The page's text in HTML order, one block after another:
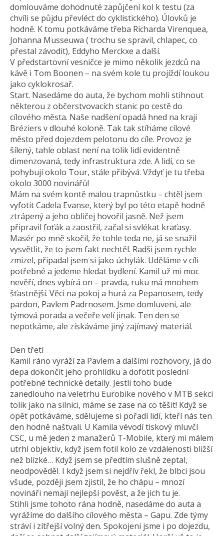
domlouváme dohodnuté zapůjčení kol k testu (za
chvíli se půjdu převléct do cyklistického). Úlovků je
hodně. K tomu potkáváme třeba Richarda Virenquea,
Johanna Musseuwa ( trochu se spravil, chlapec, co
přestal závodit), Eddyho Merckxe a další.
V předstartovní vesničce je mimo několik jezdců na
kávě i Tom Boonen – na svém kole tu projíždí loukou
jako cyklokrosař.
Start. Nasedáme do auta, že bychom mohli stihnout
některou z občerstvovacích stanic po cestě do
cílového města. Naše nadšení opadá hned na kraji
Bréziers v dlouhé koloně. Tak tak stíháme cílové
město před dojezdem pelotonu do cíle. Provoz je
šílený, tahle oblast není na tolik lidí evidentně
dimenzovaná, tedy infrastruktura zde. A lidí, co se
pohybují okolo Tour, stále přibývá. Vždyť je tu třeba
okolo 3000 novinářů!
Mám na svém kontě malou trapnůstku – chtěl jsem
vyfotit Cadela Evanse, který byl po této etapě hodně
ztrápený a jeho obličej hovořil jasně. Než jsem
připravil foťák a zaostřil, začal si svlékat kraťasy.
Masér po mně skočil, že tohle teda ne, já se snažil
vysvětlit, že to jsem fakt nechtěl. Radši jsem rychle
zmizel, připadal jsem si jako úchylák. Uděláme v cíli
potřebné a jedeme hledat bydlení. Kamil už mi moc
nevěří, dnes vybírá on – pravda, ruku má mnohem
šťastnější. Věci na pokoj a hurá za Pepanosem, tedy
pardon, Pavlem Padrnosem. Jsme domluveni, ale
týmová porada a večeře velí jinak. Ten den se
nepotkáme, ale získáváme jiný zajímavý materiál.
Den třetí
Kamil ráno vyráží za Pavlem a dalšími rozhovory, já do
depa dokončit jeho prohlídku a dofotit poslední
potřebné technické detaily. Jestli toho bude
zanedlouho na veletrhu Eurobike nového v MTB sekci
tolik jako na silnici, máme se zase na co těšit! Když se
opět potkáváme, sdělujeme si pořadí lidí, kteří nás ten
den hodně naštvali. U Kamila vévodí tiskový mluvčí
CSC, u mě jeden z manažerů T-Mobile, který mi málem
utrhl objektiv, když jsem fotil kolo ze vzdálenosti bližší
než blízké… Když jsem se předtím slušně zeptal,
neodpověděl. I když jsem si nejdřív řekl, že blbci jsou
všude, později jsem zjistil, že ho chápu – mnozí
novináři nemají nejlepší pověst, a že jich tu je.
Stihli jsme tohoto rána hodně, nasedáme do auta a
vyrážíme do dalšího cílového města – Gapu. Zde týmy
stráví i zítřejší volný den. Spokojeni jsme i po dojezdu,